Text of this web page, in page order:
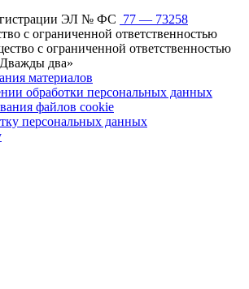
ЭЛ № ФС 77 — 73258
с ограниченной ответственностью
с ограниченной ответственностью
два»
материалов
обработки персональных данных
файлов cookie
персональных данных